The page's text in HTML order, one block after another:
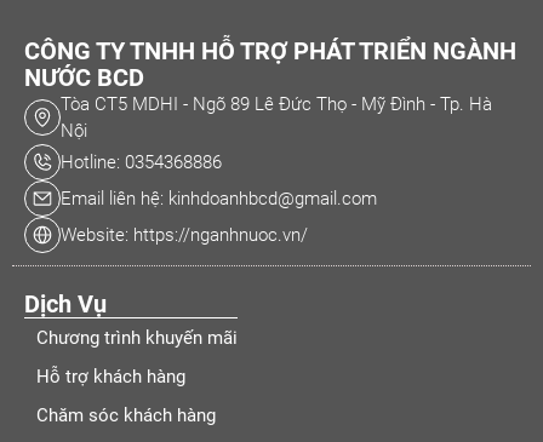
CÔNG TY TNHH HỖ TRỢ PHÁT TRIỂN NGÀNH
NƯỚC BCD
Tòa CT5 MDHI - Ngõ 89 Lê Đức Thọ - Mỹ Đình - Tp. Hà
Nội
Hotline: 0354368886
Email liên hệ: kinhdoanhbcd@gmail.com
Website: https://nganhnuoc.vn/
Dịch Vụ
Chương trình khuyến mãi
Hỗ trợ khách hàng
Chăm sóc khách hàng